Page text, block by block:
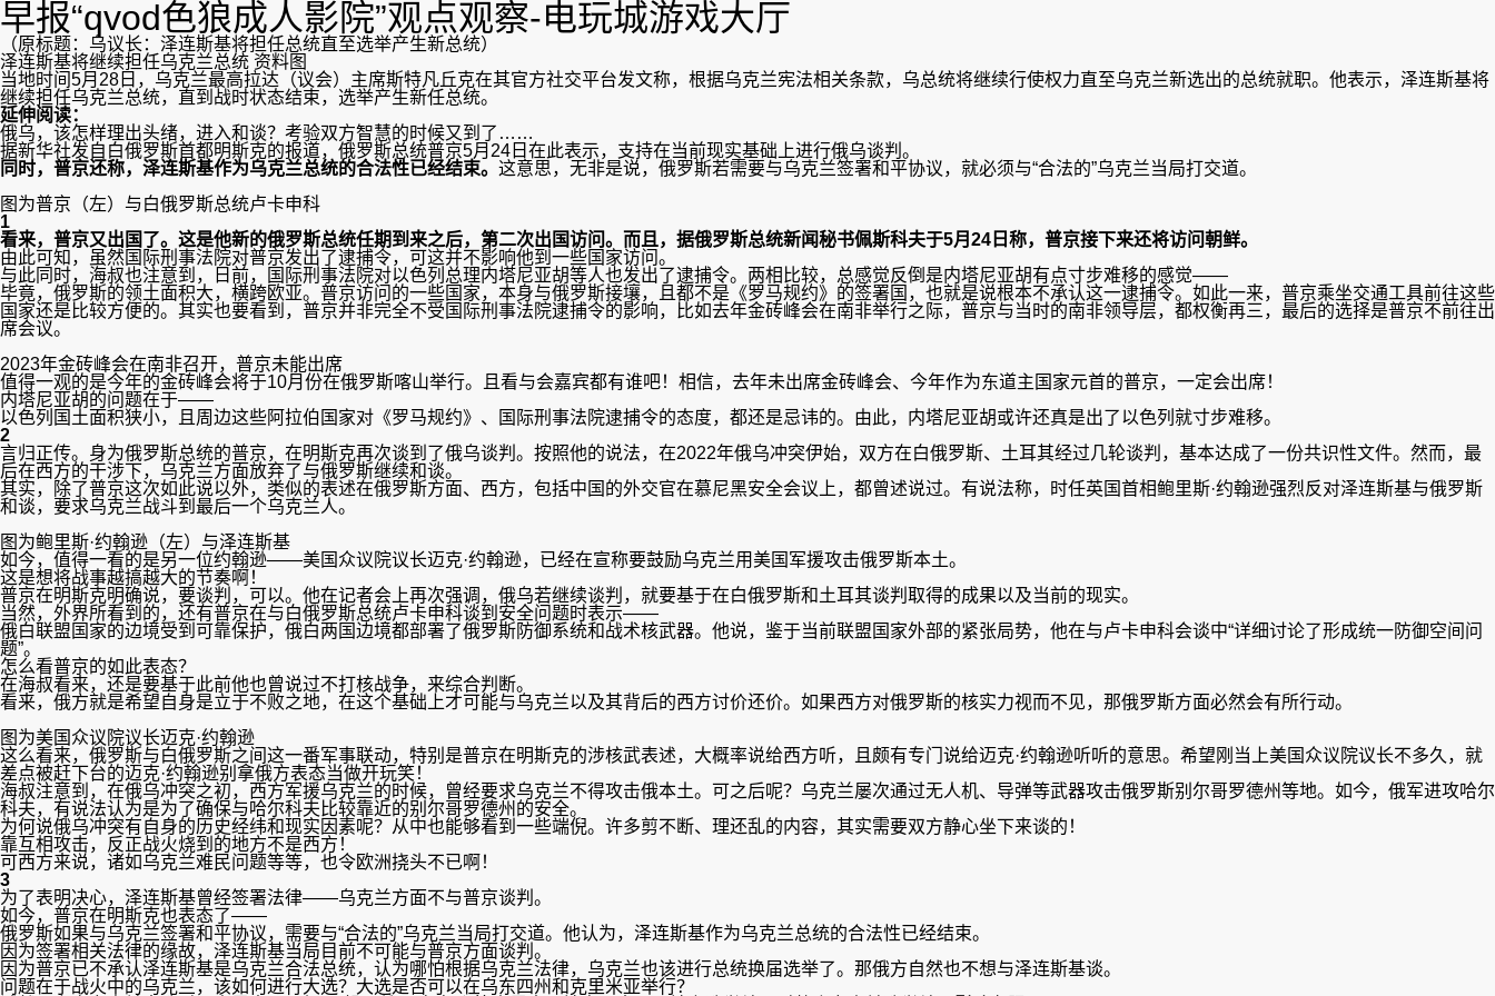
早报“qvod色狼成人影院”观点观察-电玩城游戏大厅
（原标题：乌议长：泽连斯基将担任总统直至选举产生新总统）
泽连斯基将继续担任乌克兰总统 资料图
当地时间5月28日，乌克兰最高拉达（议会）主席斯特凡丘克在其官方社交平台发文称，根据乌克兰宪法相关条款，乌总统将继续行使权力直至乌克兰新选出的总统就职。他表示，泽连斯基将
继续担任乌克兰总统，直到战时状态结束，选举产生新任总统。
延伸阅读：
俄乌，该怎样理出头绪，进入和谈？考验双方智慧的时候又到了……
据新华社发自白俄罗斯首都明斯克的报道，俄罗斯总统普京5月24日在此表示，支持在当前现实基础上进行俄乌谈判。
同时，普京还称，泽连斯基作为乌克兰总统的合法性已经结束。 这意思，无非是说，俄罗斯若需要与乌克兰签署和平协议，就必须与“合法的”乌克兰当局打交道。
图为普京（左）与白俄罗斯总统卢卡申科
1
看来，普京又出国了。这是他新的俄罗斯总统任期到来之后，第二次出国访问。而且，据俄罗斯总统新闻秘书佩斯科夫于5月24 日称，普京接下来还将访问朝鲜。
由此可知，虽然国际刑事法院对普京发出了逮捕令，可这并不影响他到一些国家访问。
与此同时，海叔也注意到，日前，国际刑事法院对以色列总理内塔尼亚胡等人也发出了逮捕令。两相比较，总感觉反倒是内塔尼亚胡有点寸步难移的感觉——
毕竟，俄罗斯的领土面积大，横跨欧亚。普京访问的一些国家，本身与俄罗斯接壤，且都不是《罗马规约》的签署国，也就是说根本不承认这一逮捕令。如此一来，普京乘坐交通工具前往这些
国家还是比较方便的。其实也要看到，普京并非完全不受国际刑事法院逮捕令的影响，比如去年金砖峰会在南非举行之际，普京与当时的南非领导层，都权衡再三，最后的选择是普京不前往出
席会议。
2023年金砖峰会在南非召开，普京未能出席
值得一观的是今年的金砖峰会将于10月份在俄罗斯喀山举行。且看与会嘉宾都有谁吧！相信，去年未出席金砖峰会、今年作为东道主国家元首的普京，一定会出席！
内塔尼亚胡的问题在于——
以色列国土面积狭小，且周边这些阿拉伯国家对《罗马规约》、国际刑事法院逮捕令的态度，都还是忌讳的。由此，内塔尼亚胡或许还真是出了以色列就寸步难移。
2
言归正传。身为俄罗斯总统的普京，在明斯克再次谈到了俄乌谈判。按照他的说法，在2022年俄乌冲突伊始，双方在白俄罗斯、土耳其经过几轮谈判，基本达成了一份共识性文件。然而，最
后在西方的干涉下，乌克兰方面放弃了与俄罗斯继续和谈。
其实，除了普京这次如此说以外，类似的表述在俄罗斯方面、西方，包括中国的外交官在慕尼黑安全会议上，都曾述说过。有说法称，时任英国首相鲍里斯·约翰逊强烈反对泽连斯基与俄罗斯
和谈，要求乌克兰战斗到最后一个乌克兰人。
图为鲍里斯·约翰逊（左）与泽连斯基
如今，值得一看的是另一位约翰逊——美国众议院议长迈克·约翰逊，已经在宣称要鼓励乌克兰用美国军援攻击俄罗斯本土。
这是想将战事越搞越大的节奏啊！
普京在明斯克明确说，要谈判，可以。他在记者会上再次强调，俄乌若继续谈判，就要基于在白俄罗斯和土耳其谈判取得的成果以及当前的现实。
当然，外界所看到的，还有普京在与白俄罗斯总统卢卡申科谈到安全问题时表示——
俄白联盟国家的边境受到可靠保护，俄白两国边境都部署了俄罗斯防御系统和战术核武器。他说，鉴于当前联盟国家外部的紧张局势，他在与卢卡申科会谈中“详细讨论了形成统一防御空间问
题”。
怎么看普京的如此表态？
在海叔看来，还是要基于此前他也曾说过不打核战争，来综合判断。
看来，俄方就是希望自身是立于不败之地，在这个基础上才可能与乌克兰以及其背后的西方讨价还价。如果西方对俄罗斯的核实力视而不见，那俄罗斯方面必然会有所行动。
图为美国众议院议长迈克·约翰逊
这么看来，俄罗斯与白俄罗斯之间这一番军事联动，特别是普京在明斯克的涉核武表述，大概率说给西方听，且颇有专门说给迈克·约翰逊听听的意思。希望刚当上美国众议院议长不多久，就
差点被赶下台的迈克·约翰逊别拿俄方表态当做开玩笑！
海叔注意到，在俄乌冲突之初，西方军援乌克兰的时候，曾经要求乌克兰不得攻击俄本土。可之后呢？乌克兰屡次通过无人机、导弹等武器攻击俄罗斯别尔哥罗德州等地。如今，俄军进攻哈尔
科夫，有说法认为是为了确保与哈尔科夫比较靠近的别尔哥罗德州的安全。
为何说俄乌冲突有自身的历史经纬和现实因素呢？从中也能够看到一些端倪。许多剪不断、理还乱的内容，其实需要双方静心坐下来谈的！
靠互相攻击，反正战火烧到的地方不是西方！
可西方来说，诸如乌克兰难民问题等等，也令欧洲挠头不已啊！
3
为了表明决心，泽连斯基曾经签署法律——乌克兰方面不与普京谈判。
如今，普京在明斯克也表态了——
俄罗斯如果与乌克兰签署和平协议，需要与“合法的”乌克兰当局打交道。他认为，泽连斯基作为乌克兰总统的合法性已经结束。
因为签署相关法律的缘故，泽连斯基当局目前不可能与普京方面谈判。
因为普京已不承认泽连斯基是乌克兰合法总统，认为哪怕根据乌克兰法律，乌克兰也该进行总统换届选举了。那俄方自然也不想与泽连斯基谈。
问题在于战火中的乌克兰，该如何进行大选？大选是否可以在乌东四州和克里米亚举行？